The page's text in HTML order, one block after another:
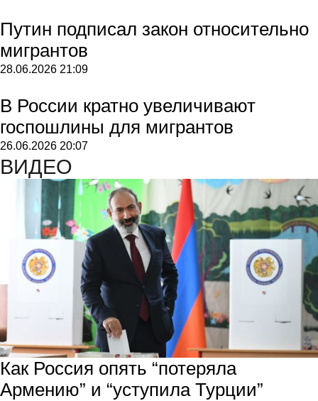
Путин подписал закон относительно
мигрантов
28.06.2026 21:09
В России кратно увеличивают
госпошлины для мигрантов
26.06.2026 20:07
ВИДЕО
Как Россия опять “потеряла
Армению” и “уступила Турции”